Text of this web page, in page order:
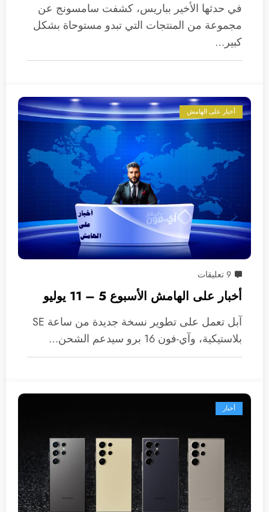
في حدثها الأخير بباريس، كشفت سامسونج عن
مجموعة من المنتجات التي تبدو مستوحاة بشكل
كبير…
أخبار على الهامش
9 تعليقات
أخبار على الهامش الأسبوع 5 – 11 يوليو
آبل تعمل على تطوير نسخة جديدة من ساعة SE
بلاستيكية، وآي-فون 16 برو سيدعم الشحن…
أخبار